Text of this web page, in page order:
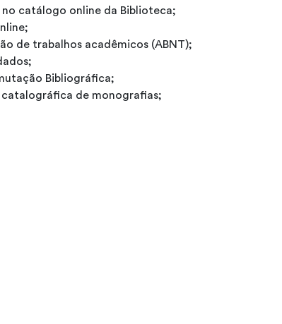
catálogo online da Biblioteca;
de trabalhos acadêmicos (ABNT);
Bibliográfica;
de monografias;